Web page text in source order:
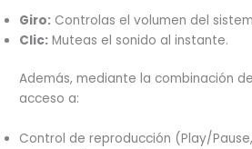
Giro: Controlas el volumen del
Clic: Muteas el sonido al instante.
Además, mediante la combinación
acceso a:
Control de reproducción (Play/